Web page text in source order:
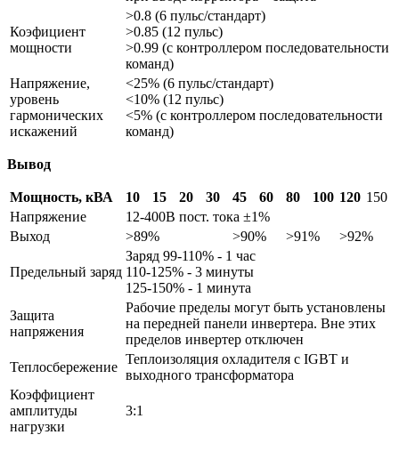
Коэфициент
мощности
>0.8 (6 пульс/стандарт)
>0.85 (12 пульс)
>0.99 (с контроллером последовательности
команд)
Напряжение,
уровень
гармонических
искажений
<25% (6 пульс/стандарт)
<10% (12 пульс)
<5% (с контроллером последовательности
команд)
Вывод
Мощность, кВА 10 15 20 30 45 60 80 100 120 150
Напряжение
12-400В пост. тока ±1%
Выход
>89% >90% >91% >92%
Предельный заряд
Заряд 99-110% - 1 час
110-125% - 3 минуты
125-150% - 1 минута
Защита
напряжения
Рабочие пределы могут быть установлены
на передней панели инвертера. Вне этих
пределов инвертер отключен
Теплосбережение
Теплоизоляция охладителя с IGBT и
выходного трансформатора
Коэффициент
амплитуды
нагрузки
3:1